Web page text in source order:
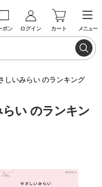
ポン ログイン カート メニュー
しいみらい のランキング
い のランキン